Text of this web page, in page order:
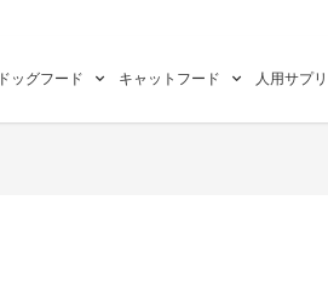
ドッグフード キャットフード 人用サプ